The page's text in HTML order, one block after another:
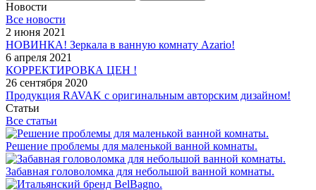
Новости
Все новости
2 июня 2021
НОВИНКА! Зеркала в ванную комнату Azario!
6 апреля 2021
КОРРЕКТИРОВКА ЦЕН !
26 сентября 2020
Продукция RAVAK с оригинальным авторским дизайном!
Статьи
Все статьи
Решение проблемы для маленькой ванной комнаты.
Забавная головоломка для небольшой ванной комнаты.